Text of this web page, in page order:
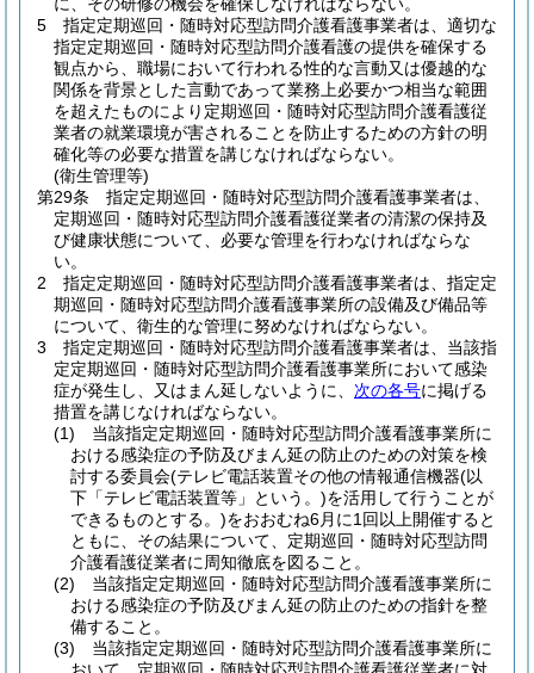
5
指定定期巡回・随時対応型訪問介護看護事業者は、適切な
指定定期巡回・随時対応型訪問介護看護の提供を確保する
観点から、職場において行われる性的な言動又は優越的な
関係を背景とした言動であって業務上必要かつ相当な範囲
を超えたものにより定期巡回・随時対応型訪問介護看護従
業者の就業環境が害されることを防止するための方針の明
確化等の必要な措置を講じなければならない。
(衛生管理等)
第29条
指定定期巡回・随時対応型訪問介護看護事業者は、
定期巡回・随時対応型訪問介護看護従業者の清潔の保持及
び健康状態について、必要な管理を行わなければならな
い。
2
指定定期巡回・随時対応型訪問介護看護事業者は、指定定
期巡回・随時対応型訪問介護看護事業所の設備及び備品等
について、衛生的な管理に努めなければならない。
3
指定定期巡回・随時対応型訪問介護看護事業者は、当該指
定定期巡回・随時対応型訪問介護看護事業所において感染
症が発生し、又はまん延しないように、 次の各号に掲げる
措置を講じなければならない。
(1)
当該指定定期巡回・随時対応型訪問介護看護事業所に
おける感染症の予防及びまん延の防止のための対策を検
討する委員会(テレビ電話装置その他の情報通信機器(以
下「テレビ電話装置等」という。)を活用して行うことが
できるものとする。)をおおむね6月に1回以上開催すると
ともに、その結果について、定期巡回・随時対応型訪問
介護看護従業者に周知徹底を図ること。
(2)
当該指定定期巡回・随時対応型訪問介護看護事業所に
おける感染症の予防及びまん延の防止のための指針を整
備すること。
(3)
当該指定定期巡回・随時対応型訪問介護看護事業所に